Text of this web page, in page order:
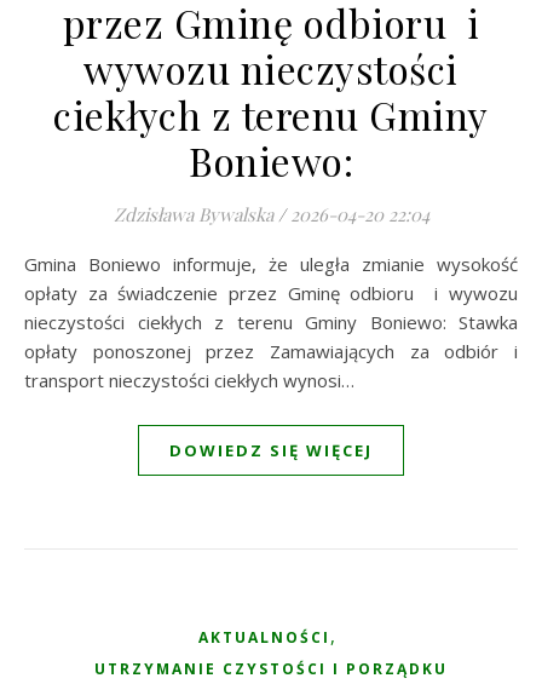
przez Gminę odbioru i
wywozu nieczystości
ciekłych z terenu Gminy
Boniewo:
Zdzisława Bywalska / 2026-04-20 22:04
Gmina Boniewo informuje, że uległa zmianie wysokość
opłaty za świadczenie przez Gminę odbioru i wywozu
nieczystości ciekłych z terenu Gminy Boniewo: Stawka
opłaty ponoszonej przez Zamawiających za odbiór i
transport nieczystości ciekłych wynosi…
DOWIEDZ SIĘ WIĘCEJ
AKTUALNOŚCI ,
UTRZYMANIE CZYSTOŚCI I PORZĄDKU